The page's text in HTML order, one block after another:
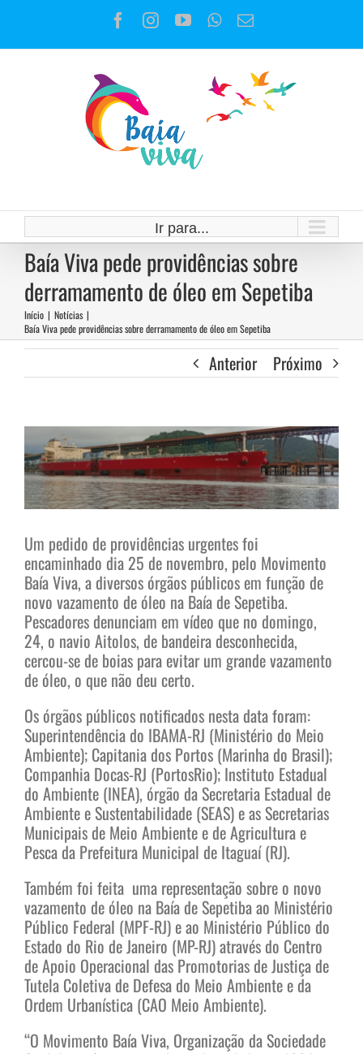
o
Facebook
Instagram
YouTubeWhatsApp
E-
Ir para...
Baía Viva pede providências sobre
derramamento de óleo em Sepetiba
Início | Notícias |
Baía Viva pede providências sobre derramamento de óleo em Sepetiba
Anterior Próximo
View
Larger
Image
Um pedido de providências urgentes foi
encaminhado dia 25 de novembro, pelo Movimento
Baía Viva, a diversos órgãos públicos em função de
novo vazamento de óleo na Baía de Sepetiba.
Pescadores denunciam em vídeo que no domingo,
24, o navio Aitolos, de bandeira desconhecida,
cercou-se de boias para evitar um grande vazamento
de óleo, o que não deu certo.
Os órgãos públicos notificados nesta data foram:
Superintendência do IBAMA-RJ (Ministério do Meio
Ambiente); Capitania dos Portos (Marinha do Brasil);
Companhia Docas-RJ (PortosRio); Instituto Estadual
do Ambiente (INEA), órgão da Secretaria Estadual de
Ambiente e Sustentabilidade (SEAS) e as Secretarias
Municipais de Meio Ambiente e de Agricultura e
Pesca da Prefeitura Municipal de Itaguaí (RJ).
Também foi feita uma representação sobre o novo
vazamento de óleo na Baía de Sepetiba ao Ministério
Público Federal (MPF-RJ) e ao Ministério Público do
Estado do Rio de Janeiro (MP-RJ) através do Centro
de Apoio Operacional das Promotorias de Justiça de
Tutela Coletiva de Defesa do Meio Ambiente e da
Ordem Urbanística (CAO Meio Ambiente).
“O Movimento Baía Viva, Organização da Sociedade